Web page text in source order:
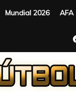
Mundial 2026 AFA